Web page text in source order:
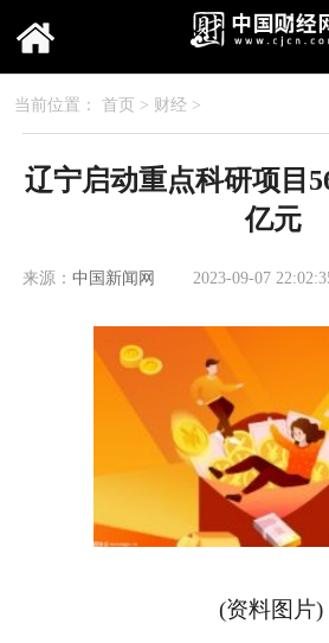
当前位置： 首页 > 财经>
辽宁启动重点科研项目
亿元
来源： 中国新闻网 2023-09-07
(资料图片)